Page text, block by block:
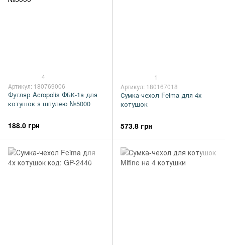
4
Артикул: 180769006
Футляр Acropolis ФБК-1а для
котушок з шпулею №5000
188.0 грн
1
Артикул: 180167018
Сумка-чехол Feima для 4х
котушок
573.8 грн